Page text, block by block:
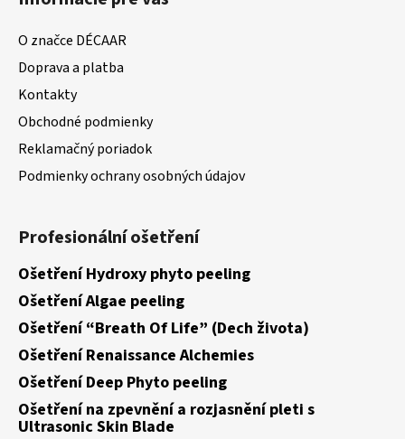
O značce DÉCAAR
Doprava a platba
Kontakty
Obchodné podmienky
Reklamačný poriadok
Podmienky ochrany osobných údajov
Profesionální ošetření
Ošetření Hydroxy phyto peeling
Ošetření Algae peeling
Ošetření “Breath Of Life” (Dech života)
Ošetření Renaissance Alchemies
Ošetření Deep Phyto peeling
Ošetření na zpevnění a rozjasnění pleti s
Ultrasonic Skin Blade